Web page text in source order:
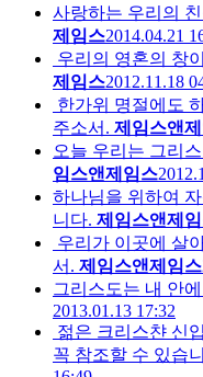
사랑하는 우리의
제임스2014.04.21
우리의 영혼의 창
제임스2012.11.18
한가위 명절에도
주소서. 제임스앤
오늘 우리는 그리
임스앤제임스
하나님을 위하여
니다. 제임스앤제
우리가 이곳에 살
서. 제임스앤제임스
그리스도는 내 안
2013.01.13 17:32
젊은 크리스챤 신
꼭 참조할 수 있습